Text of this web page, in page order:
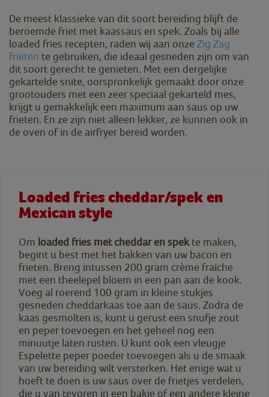
De meest klassieke van dit soort bereiding blijft de
beroemde friet met kaassaus en spek. Zoals bij alle
loaded fries recepten, raden wij aan onze Zig Zag
frieten te gebruiken, die ideaal gesneden zijn om van
dit soort gerecht te genieten. Met een dergelijke
gekartelde snite, oorspronkelijk gemaakt door onze
grootouders met een zeer speciaal gekarteld mes,
krijgt u gemakkelijk een maximum aan saus op uw
frieten. En ze zijn niet alleen lekker, ze kunnen ook in
de oven of in de airfryer bereid worden.
Loaded fries cheddar/spek en
Mexican style
Om loaded fries met cheddar en spek te maken,
begint u best met het bakken van uw bacon en
frieten. Breng intussen 200 gram crème fraîche
met een theelepel bloem in een pan aan de kook.
Voeg al roerend 100 gram in kleine stukjes
gesneden cheddarkaas toe aan de saus. Zodra de
kaas gesmolten is, kunt u gerust een snufje zout
en peper toevoegen en het geheel nog een
minuutje laten rusten. U kunt ook een vleugje
Espelette peper poeder toevoegen als u de smaak
van uw bereiding wilt versterken. Het enige wat u
hoeft te doen is uw saus over de frietjes verdelen,
die u van tevoren in een bakje of een andere kleine